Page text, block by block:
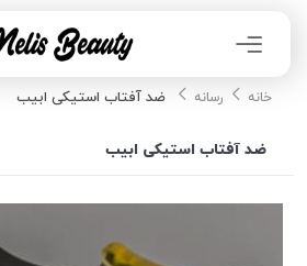
خانه رسانه ضد آفتاب استیکی ابیب
ضد آفتاب استیکی ابیب